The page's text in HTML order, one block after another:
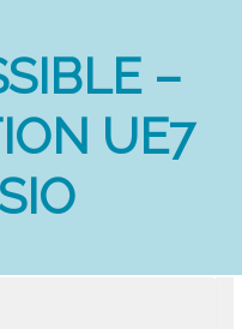
–
UE7